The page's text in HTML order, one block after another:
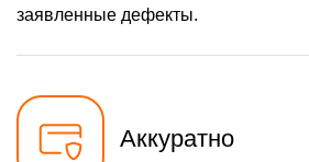
заявленные дефекты.
Аккуратно